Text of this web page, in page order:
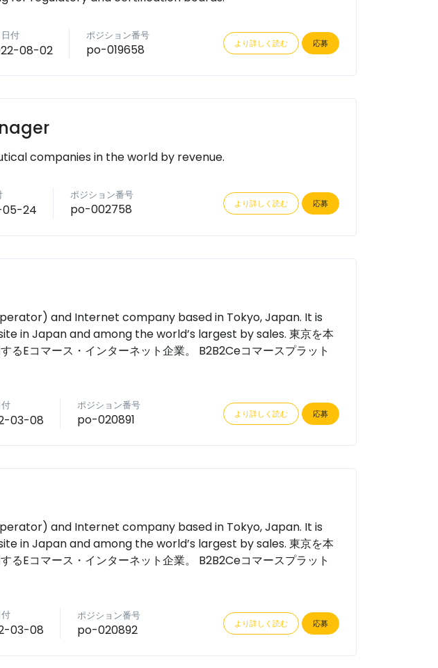
付
08-02
ポジション番号
po-019658 より詳しく読む 応募
companies in the world by revenue.
05-24
ポジション番号
po-002758 より詳しく読む 応募
and Internet company based in Tokyo, Japan. It is
in Japan and among the world’s largest by sales. 東京を本
るEコマース・インターネット企業。 B2B2Ceコマースプラット
03-08
ポジション番号
po-020891 より詳しく読む 応募
and Internet company based in Tokyo, Japan. It is
in Japan and among the world’s largest by sales. 東京を本
るEコマース・インターネット企業。 B2B2Ceコマースプラット
03-08
ポジション番号
po-020892 より詳しく読む 応募